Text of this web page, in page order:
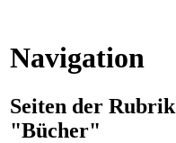
Navigation
Seiten der Rubrik
"Bücher"